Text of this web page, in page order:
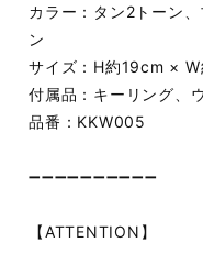
カラー：タン2トーン
ン
サイズ：H約19cm ×
付属品：キーリング、
品番：KKW005
➖➖➖➖➖➖➖➖➖➖
【ATTENTION】